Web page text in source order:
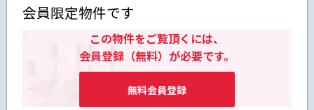
会員限定物件です
この物件をご覧頂くには、
会員登録（無料）が必要です。
無料会員登録